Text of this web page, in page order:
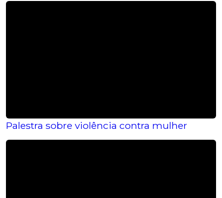
Palestra sobre violência contra mulher